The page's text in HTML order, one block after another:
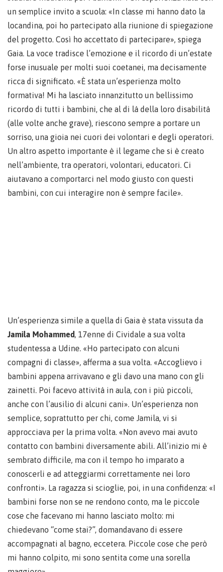
un semplice invito a scuola: «In classe mi hanno dato la
locandina, poi ho partecipato alla riunione di spiegazione
del progetto. Così ho accettato di partecipare», spiega
Gaia. La voce tradisce l’emozione e il ricordo di un’estate
forse inusuale per molti suoi coetanei, ma decisamente
ricca di significato. «È stata un’esperienza molto
formativa! Mi ha lasciato innanzitutto un bellissimo
ricordo di tutti i bambini, che al di là della loro disabilità
(alle volte anche grave), riescono sempre a portare un
sorriso, una gioia nei cuori dei volontari e degli operatori.
Un altro aspetto importante è il legame che si è creato
nell’ambiente, tra operatori, volontari, educatori. Ci
aiutavano a comportarci nel modo giusto con questi
bambini, con cui interagire non è sempre facile».
Un’esperienza simile a quella di Gaia è stata vissuta da
Jamila Mohammed, 17enne di Cividale a sua volta
studentessa a Udine. «Ho partecipato con alcuni
compagni di classe», afferma a sua volta. «Accoglievo i
bambini appena arrivavano e gli davo una mano con gli
zainetti. Poi facevo attività in aula, con i più piccoli,
anche con l’ausilio di alcuni cani». Un’esperienza non
semplice, soprattutto per chi, come Jamila, vi si
approcciava per la prima volta. «Non avevo mai avuto
contatto con bambini diversamente abili. All’inizio mi è
sembrato difficile, ma con il tempo ho imparato a
conoscerli e ad atteggiarmi correttamente nei loro
confronti». La ragazza si scioglie, poi, in una confidenza: «I
bambini forse non se ne rendono conto, ma le piccole
cose che facevano mi hanno lasciato molto: mi
chiedevano “come stai?”, domandavano di essere
accompagnati al bagno, eccetera. Piccole cose che però
mi hanno colpito, mi sono sentita come una sorella